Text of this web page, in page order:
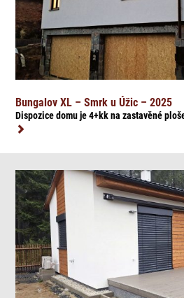
Bungalov XL – Smrk u Úžic – 2025
Dispozice domu je 4+kk na zastavěné